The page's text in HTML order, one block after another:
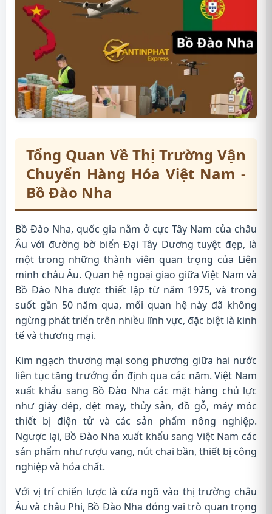
Tổng Quan Về Thị Trường Vận
Chuyển Hàng Hóa Việt Nam -
Bồ Đào Nha
Bồ Đào Nha, quốc gia nằm ở cực Tây Nam của châu
Âu với đường bờ biển Đại Tây Dương tuyệt đẹp, là
một trong những thành viên quan trọng của Liên
minh châu Âu. Quan hệ ngoại giao giữa Việt Nam và
Bồ Đào Nha được thiết lập từ năm 1975, và trong
suốt gần 50 năm qua, mối quan hệ này đã không
ngừng phát triển trên nhiều lĩnh vực, đặc biệt là kinh
tế và thương mại.
Kim ngạch thương mại song phương giữa hai nước
liên tục tăng trưởng ổn định qua các năm. Việt Nam
xuất khẩu sang Bồ Đào Nha các mặt hàng chủ lực
như giày dép, dệt may, thủy sản, đồ gỗ, máy móc
thiết bị điện tử và các sản phẩm nông nghiệp.
Ngược lại, Bồ Đào Nha xuất khẩu sang Việt Nam các
sản phẩm như rượu vang, nút chai bần, thiết bị công
nghiệp và hóa chất.
Với vị trí chiến lược là cửa ngõ vào thị trường châu
Âu và châu Phi, Bồ Đào Nha đóng vai trò quan trọng